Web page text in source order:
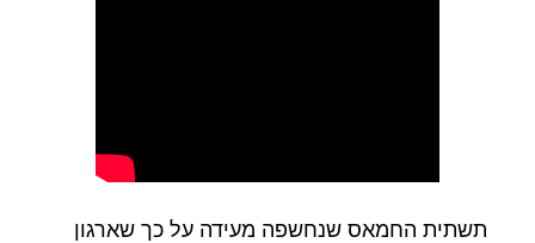
תשתית החמאס שנחשפה מעידה על כך שארגון